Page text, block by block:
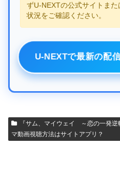
ずU-NEXTの公式サイトま
状況をご確認ください。
U-NEXTで最新の配
『サム、マイウェイ ～恋の一発
マ動画視聴方法はサイトアプリ？